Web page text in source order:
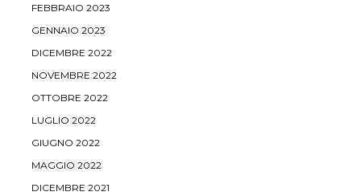
FEBBRAIO 2023
GENNAIO 2023
DICEMBRE 2022
NOVEMBRE 2022
OTTOBRE 2022
LUGLIO 2022
GIUGNO 2022
MAGGIO 2022
DICEMBRE 2021